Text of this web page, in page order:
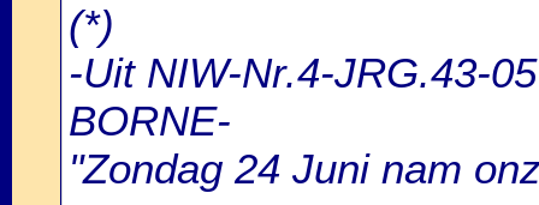
(*)
-Uit NIW-Nr.4-JRG.43-
BORNE-
"Zondag 24 Juni nam